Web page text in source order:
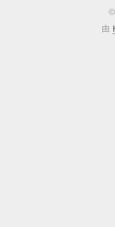
©
由